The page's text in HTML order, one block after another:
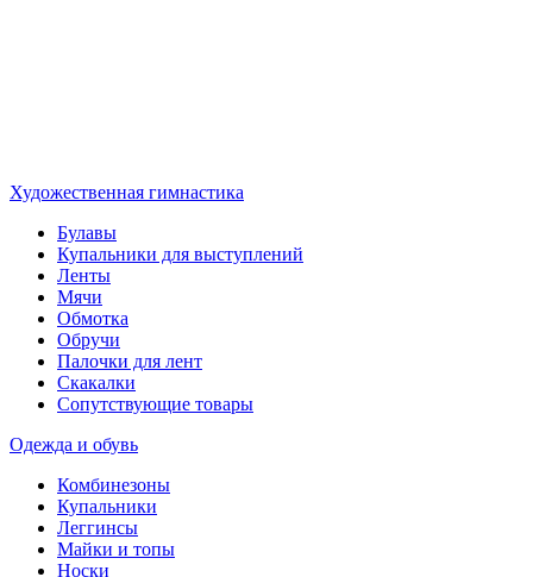
Художественная гимнастика
Булавы
Купальники для выступлений
Ленты
Мячи
Обмотка
Обручи
Палочки для лент
Скакалки
Сопутствующие товары
Одежда и обувь
Комбинезоны
Купальники
Леггинсы
Майки и топы
Носки